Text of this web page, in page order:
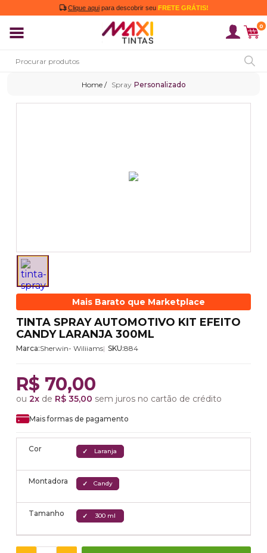
Clique aqui para descobrir seu FRETE GRÁTIS!
0
Spray Personalizado
Mais Barato que Marketplace
TINTA SPRAY AUTOMOTIVO KIT EFEITO
CANDY LARANJA 300ML
Marca:Sherwin- Wiliiams SKU:884
R$ 70,00
ou 2x de R$ 35,00 sem juros no cartão de crédito
Mais formas de pagamento
Cor Laranja
Montadora Candy
Tamanho 300 ml